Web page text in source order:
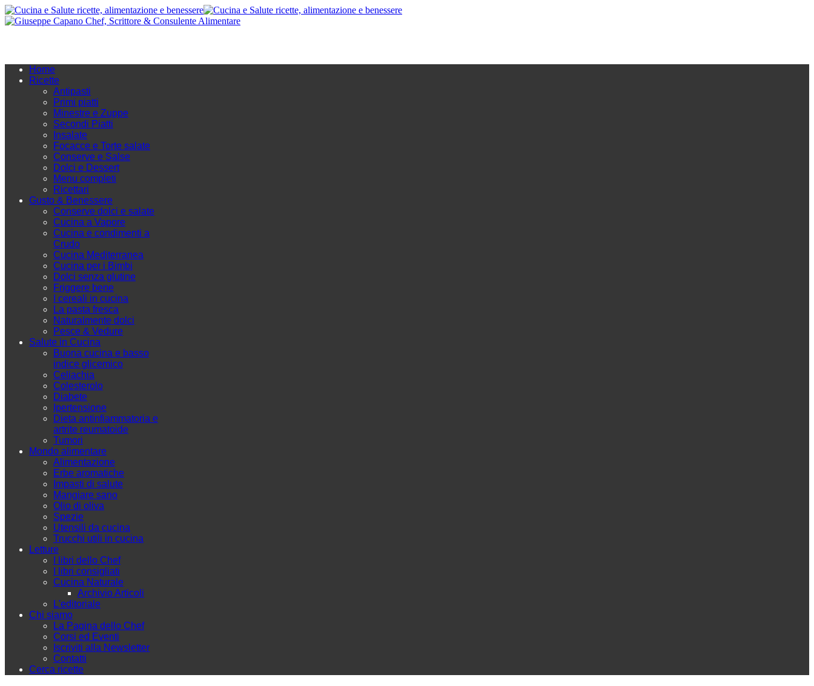
Home
Ricette
Antipasti
Primi piatti
Minestre e Zuppe
Secondi Piatti
Insalate
Focacce e Torte salate
Conserve e Salse
Dolci e Dessert
Menu completi
Ricettari
Gusto & Benessere
Conserve dolci e salate
Cucina a Vapore
Cucina e condimenti a
Crudo
Cucina Mediterranea
Cucina per i Bimbi
Dolci senza glutine
Friggere bene
I cereali in cucina
La pasta fresca
Naturalmente dolci
Pesce & Vedure
Salute in Cucina
Buona cucina e basso
indice glicemico
Celiachia
Colesterolo
Diabete
Ipertensione
Dieta antinfiammatoria e
artrite reumatoide
Tumori
Mondo alimentare
Alimentazione
Erbe aromatiche
Impasti di salute
Mangiare sano
Olio di oliva
Spezie
Utensili da cucina
Trucchi utili in cucina
Letture
I libri dello Chef
I libri consigliati
Cucina Naturale
Archivio Articoli
L'editoriale
Chi siamo
La Pagina dello Chef
Corsi ed Eventi
Iscriviti alla Newsletter
Contatti
Cerca ricette